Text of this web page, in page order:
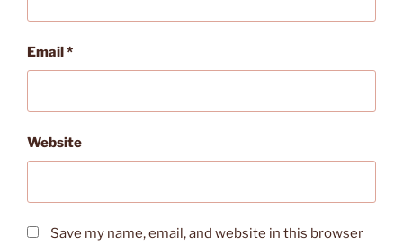
Email*
Website
Save my name, email, and website in this browser